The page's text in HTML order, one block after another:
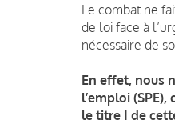
Le combat ne
de loi face à
nécessaire de
En effet, nous
l’emploi
le titre I de